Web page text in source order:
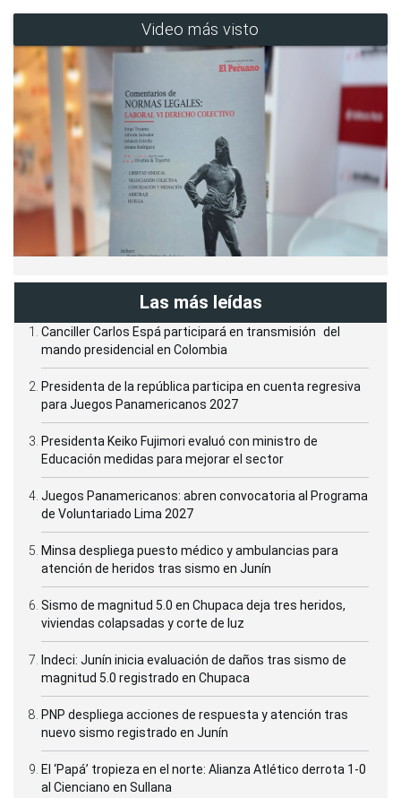
Video más visto
Las más leídas
Canciller Carlos Espá participará en transmisión del
mando presidencial en Colombia
Presidenta de la república participa en cuenta regresiva
para Juegos Panamericanos 2027
Presidenta Keiko Fujimori evaluó con ministro de
Educación medidas para mejorar el sector
Juegos Panamericanos: abren convocatoria al Programa
de Voluntariado Lima 2027
Minsa despliega puesto médico y ambulancias para
atención de heridos tras sismo en Junín
Sismo de magnitud 5.0 en Chupaca deja tres heridos,
viviendas colapsadas y corte de luz
Indeci: Junín inicia evaluación de daños tras sismo de
magnitud 5.0 registrado en Chupaca
PNP despliega acciones de respuesta y atención tras
nuevo sismo registrado en Junín
El ‘Papá’ tropieza en el norte: Alianza Atlético derrota 1-0
al Cienciano en Sullana